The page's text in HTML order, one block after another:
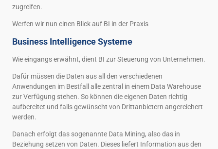
zugreifen.
Werfen wir nun einen Blick auf BI in der Praxis
Business Intelligence Systeme
Wie eingangs erwähnt, dient BI zur Steuerung von Unternehmen.
Dafür müssen die Daten aus all den verschiedenen
Anwendungen im Bestfall alle zentral in einem Data Warehouse
zur Verfügung stehen. So können die eigenen Daten richtig
aufbereitet und falls gewünscht von Drittanbietern angereichert
werden.
Danach erfolgt das sogenannte Data Mining, also das in
Beziehung setzen von Daten. Dieses liefert Information aus den